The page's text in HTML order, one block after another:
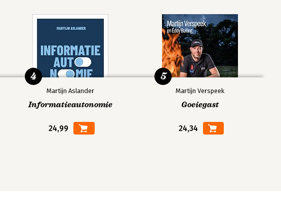
Martijn Aslander
Informatieautonomie
24,99
4
Martijn Verspeek
Goeiegast
24,34
5